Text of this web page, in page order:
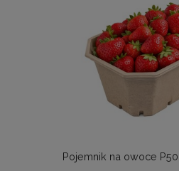
Pojemnik na owoce